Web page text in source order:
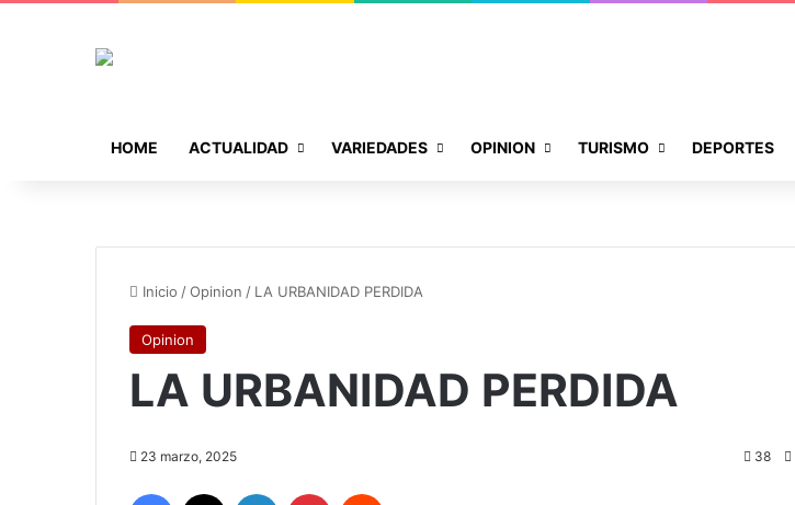
HOME ACTUALIDAD VARIEDADES OPINION TURISMO DEPORTES
Inicio /Opinion / LA URBANIDAD PERDIDA
Opinion
LA URBANIDAD PERDIDA
23 marzo, 2025 38
Facebook LinkedIn Pinterest